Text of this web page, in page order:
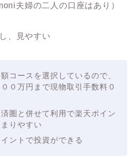
夫婦の二人の口座はあり）
、見やすい
コースを選択しているので、
０万円まで現物取引手数料０
圏と併せて利用で楽天ポイン
まりやすい
ントで投資ができる